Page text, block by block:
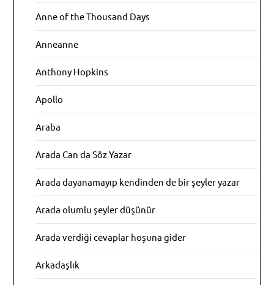
Anne of the Thousand Days
Anneanne
Anthony Hopkins
Apollo
Araba
Arada Can da Söz Yazar
Arada dayanamayıp kendinden de bir şeyler yazar
Arada olumlu şeyler düşünür
Arada verdiği cevaplar hoşuna gider
Arkadaşlık